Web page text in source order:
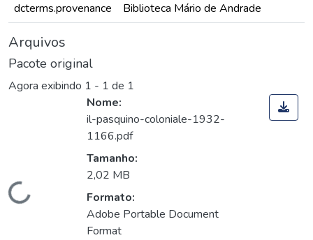
dcterms.provenance
Biblioteca Mário de Andrade
Arquivos
Pacote original
Agora exibindo 1 - 1 de 1
Carregando...
Nome:
il-pasquino-coloniale-1932-
1166.pdf
Tamanho:
2,02 MB
Formato:
Adobe Portable Document
Format